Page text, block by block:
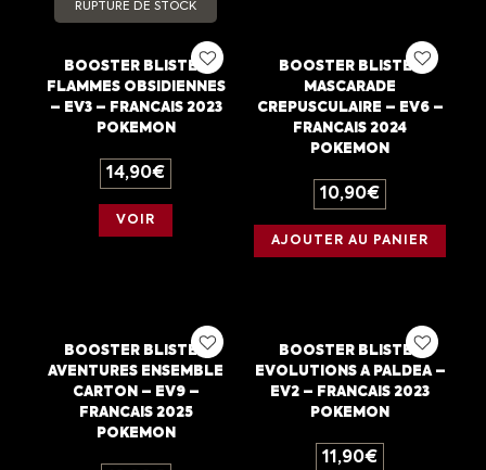
RUPTURE DE STOCK
BOOSTER BLISTER
FLAMMES OBSIDIENNES
– EV3 – FRANCAIS 2023
POKEMON
14,90€
VOIR
BOOSTER BLISTER
MASCARADE
CREPUSCULAIRE – EV6 –
FRANCAIS 2024
POKEMON
10,90€
AJOUTER AU PANIER
BOOSTER BLISTER
AVENTURES ENSEMBLE
CARTON – EV9 –
FRANCAIS 2025
POKEMON
BOOSTER BLISTER
EVOLUTIONS A PALDEA –
EV2 – FRANCAIS 2023
POKEMON
11,90€